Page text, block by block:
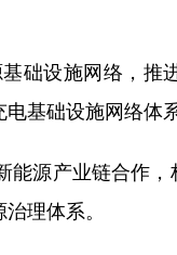
设施网络，推
基础设施网络体
源产业链合作，
理体系。